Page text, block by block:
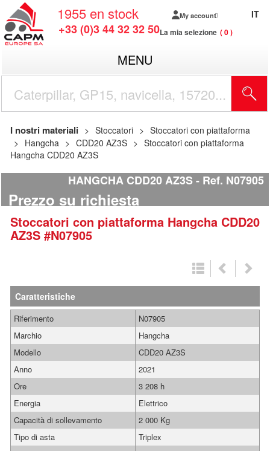
1955 en stock
+33 (0)3 44 32 32 50
My account
La mia selezione 0
IT
MENU
I nostri materiali Stoccatori
Stoccatori con piattaforma
Hangcha
CDD20 AZ3S
Stoccatori con piattaforma
Hangcha CDD20 AZ3S
HANGCHA CDD20 AZ3S Ref. N07905
Prezzo su richiesta
Stoccatori con piattaforma Hangcha CDD20
AZ3S #N07905
Caratteristiche
Riferimento
N07905
Marchio
Hangcha
Modello
CDD20 AZ3S
Anno
2021
Ore
3 208 h
Energia
Elettrico
Capacità di sollevamento
2 000 Kg
Tipo di asta
Triplex